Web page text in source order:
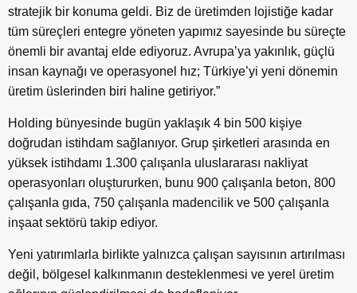
stratejik bir konuma geldi. Biz de üretimden lojistiğe kadar
tüm süreçleri entegre yöneten yapımız sayesinde bu süreçte
önemli bir avantaj elde ediyoruz. Avrupa’ya yakınlık, güçlü
insan kaynağı ve operasyonel hız; Türkiye’yi yeni dönemin
üretim üslerinden biri haline getiriyor.”
Holding bünyesinde bugün yaklaşık 4 bin 500 kişiye
doğrudan istihdam sağlanıyor. Grup şirketleri arasında en
yüksek istihdamı 1.300 çalışanla uluslararası nakliyat
operasyonları oluştururken, bunu 900 çalışanla beton, 800
çalışanla gıda, 750 çalışanla madencilik ve 500 çalışanla
inşaat sektörü takip ediyor.
Yeni yatırımlarla birlikte yalnızca çalışan sayısının artırılması
değil, bölgesel kalkınmanın desteklenmesi ve yerel üretim